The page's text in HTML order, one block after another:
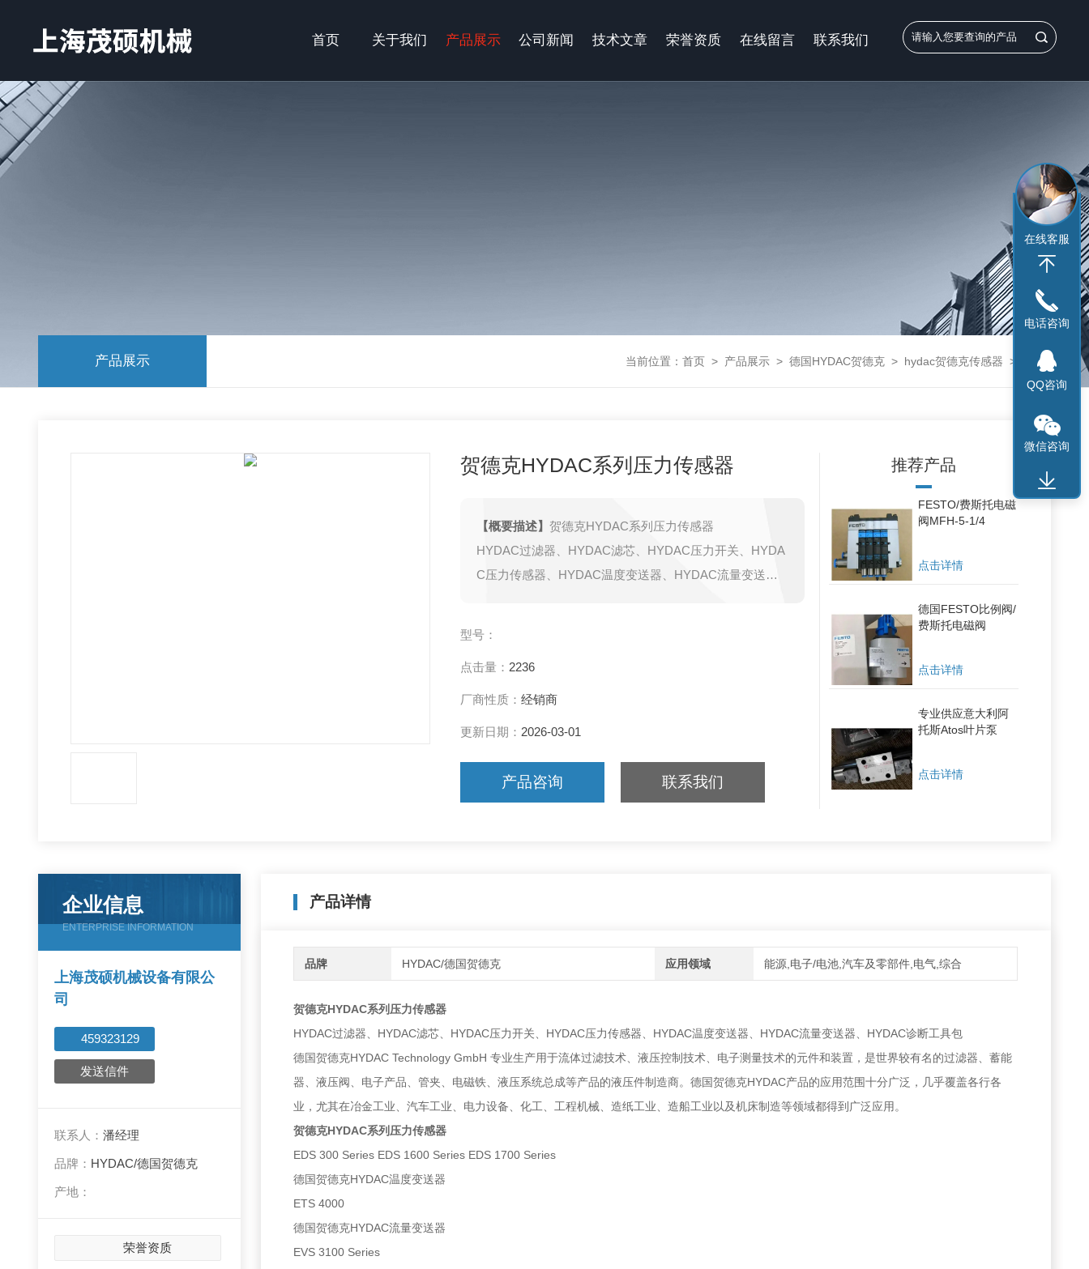
首页 关于我们 产品展示 公司新闻 技术文章 荣誉资质 在线留言 联系我们
产品展示 当前位置： 首页 > 产品展示 > 德国HYDAC贺德克 > hydac贺德克传感器 > 贺德克HYDAC系列压力传感器
贺德克HYDAC系列压力传感器
【概要描述】 贺德克HYDAC系列压力传感器
HYDAC过滤器、HYDAC滤芯、HYDAC压力开关、HYDA
C压力传感器、HYDAC温度变送器、HYDAC流量变送
是世界较有名的过滤器、蓄能器、液压阀、电子产品
型号：
点击量： 2236
厂商性质： 经销商
更新日期： 2026-03-01
产品咨询 联系我们
推荐产品
FESTO/费斯托电磁
阀MFH-5-1/4
点击详情
德国FESTO比例阀/
费斯托电磁阀
点击详情
专业供应意大利阿
托斯Atos叶片泵
点击详情
产品详情
品牌 HYDAC/德国贺德克 应用领域 能源,电子/电池,汽车及零部件,电气,综合
贺德克HYDAC系列压力传感器
HYDAC过滤器、HYDAC滤芯、HYDAC压力开关、HYDAC压力传感器、HYDAC温度变送器、HYDAC流量变送器、HYDAC诊断工具包
德国贺德克HYDAC Technology GmbH 专业生产用于流体过滤技术、液压控制技术、电子测量技术的元件和装置，是世界较有名的过滤器、蓄能
器、液压阀、电子产品、管夹、电磁铁、液压系统总成等产品的液压件制造商。德国贺德克HYDAC产品的应用范围十分广泛，几乎覆盖各行各
业，尤其在冶金工业、汽车工业、电力设备、化工、工程机械、造纸工业、造船工业以及机床制造等领域都得到广泛应用。
贺德克HYDAC系列压力传感器
EDS 300 Series EDS 1600 Series EDS 1700 Series
德国贺德克HYDAC温度变送器
ETS 4000
德国贺德克HYDAC流量变送器
EVS 3100 Series
企业信息
ENTERPRISE INFORMATION
上海茂硕机械设备有限公
司
459323129
发送信件
联系人：潘经理
品牌： HYDAC/德国贺德克
产地：
荣誉资质
在线客服
电话咨询
QQ咨询
微信咨询